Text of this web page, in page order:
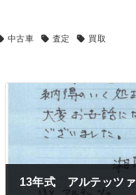
中古車 査定 買取
13年式 アルテッツァ